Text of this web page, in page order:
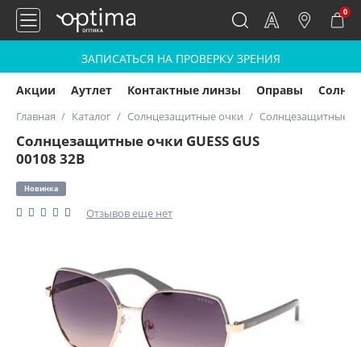
0
ЗАПИСАТЬСЯ НА ПРОВЕРКУ ЗРЕНИЯ
Акции Аутлет Контактные линзы Оправы
Главная Каталог Солнцезащитные очки Солнцезащитные
Солнцезащитные очки GUESS GUS
00108 32В
Новинка
Отзывов еще нет